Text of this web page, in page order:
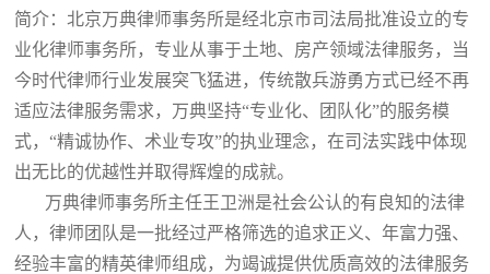
简介：北京万典律师事务所是经北京市司法局批准设立的专
业化律师事务所，专业从事于土地、房产领域法律服务，当
今时代律师行业发展突飞猛进，传统散兵游勇方式已经不再
适应法律服务需求，万典坚持“专业化、团队化”的服务模
式，“精诚协作、术业专攻”的执业理念，在司法实践中体现
出无比的优越性并取得辉煌的成就。
万典律师事务所主任王卫洲是社会公认的有良知的法律
人，律师团队是一批经过严格筛选的追求正义、年富力强、
经验丰富的精英律师组成，为竭诚提供优质高效的法律服务